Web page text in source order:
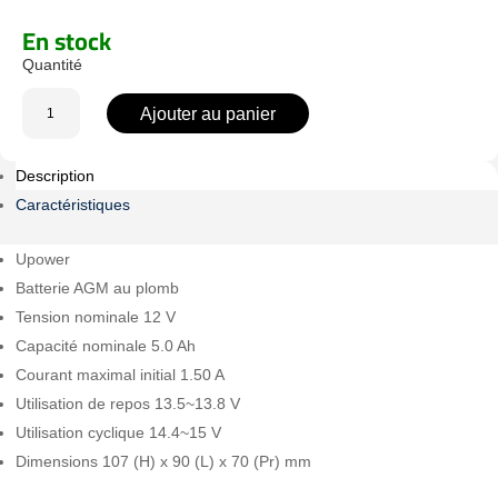
En stock
1250-
U
Ajouter au panier
Description
Caractéristiques
Upower
Batterie AGM au plomb
Tension nominale 12 V
Capacité nominale 5.0 Ah
Courant maximal initial 1.50 A
Utilisation de repos 13.5~13.8 V
Utilisation cyclique 14.4~15 V
Dimensions 107 (H) x 90 (L) x 70 (Pr) mm